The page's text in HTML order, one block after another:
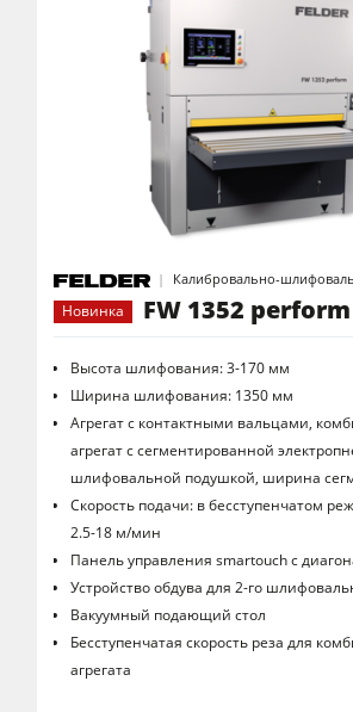
Калибровально-
Новинка
FW 1352 perform
Высота шлифования: 3-170 мм
Ширина шлифования: 1350 мм
Агрегат с контактными вальцами,
агрегат с сегментированной
шлифовальной подушкой, ширина
Скорость подачи: в бесступенчатом
2.5-18 м/мин
Панель управления smartouch с
Устройство обдува для 2-го
Вакуумный подающий стол
Бесступенчатая скорость реза для
агрегата